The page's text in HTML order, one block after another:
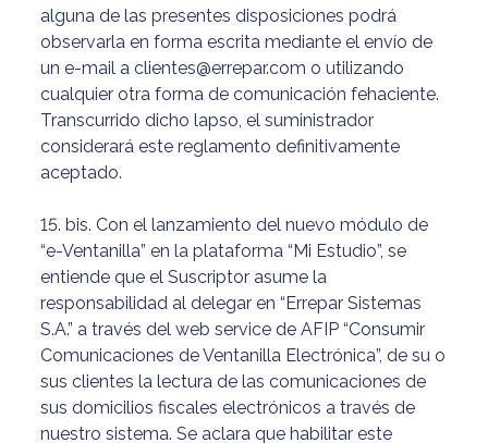
alguna de las presentes disposiciones podrá
observarla en forma escrita mediante el envío de
un e-mail a clientes@errepar.com o utilizando
cualquier otra forma de comunicación fehaciente.
Transcurrido dicho lapso, el suministrador
considerará este reglamento definitivamente
aceptado.
15. bis. Con el lanzamiento del nuevo módulo de
“e-Ventanilla” en la plataforma “Mi Estudio”, se
entiende que el Suscriptor asume la
responsabilidad al delegar en “Errepar Sistemas
S.A.” a través del web service de AFIP “Consumir
Comunicaciones de Ventanilla Electrónica”, de su o
sus clientes la lectura de las comunicaciones de
sus domicilios fiscales electrónicos a través de
nuestro sistema. Se aclara que habilitar este